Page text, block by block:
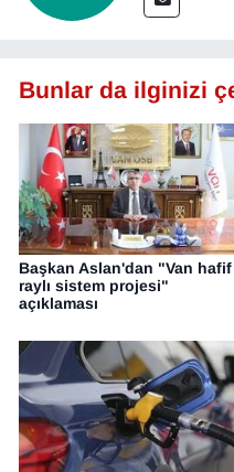
Bunlar da ilginizi
Başkan Aslan'dan "Van hafif
raylı sistem projesi"
açıklaması